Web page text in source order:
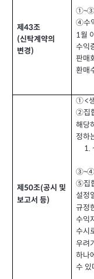
제43조
(신탁계약의
변경)
①~③
④수
1월
수익
판매
환매
제 50조(공시 및
보고서 등)
① <
②집
해당
정하
1.
③~④
⑤집
설정
규정
수익
수시
우려
하나
수 있